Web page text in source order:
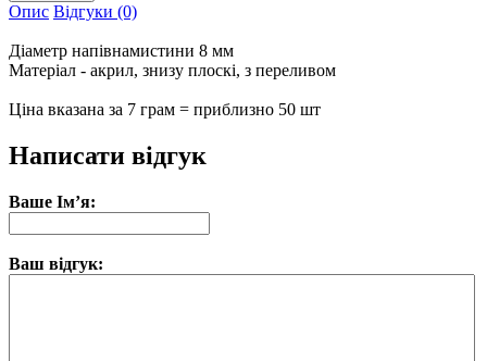
Опис Відгуки (0)
Діаметр напівнамистини 8 мм
Матеріал - акрил, знизу плоскі, з переливом
Ціна вказана за 7 грам = приблизно 50 шт
Написати відгук
Ваше Ім’я:
Ваш відгук: